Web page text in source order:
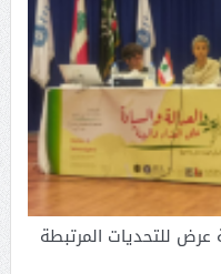
عرض للتحديات المرتبطة